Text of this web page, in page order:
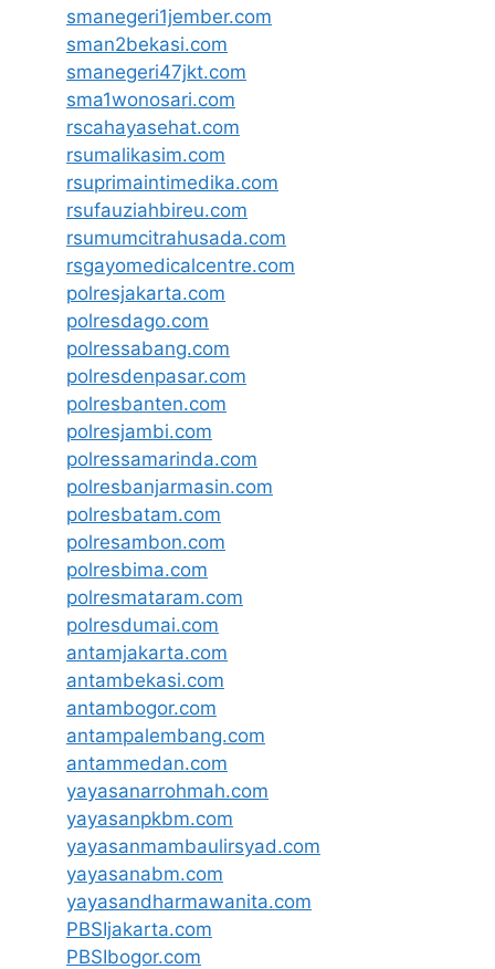
smanegeri1jember.com
sman2bekasi.com
smanegeri47jkt.com
sma1wonosari.com
rscahayasehat.com
rsumalikasim.com
rsuprimaintimedika.com
rsufauziahbireu.com
rsumumcitrahusada.com
rsgayomedicalcentre.com
polresjakarta.com
polresdago.com
polressabang.com
polresdenpasar.com
polresbanten.com
polresjambi.com
polressamarinda.com
polresbanjarmasin.com
polresbatam.com
polresambon.com
polresbima.com
polresmataram.com
polresdumai.com
antamjakarta.com
antambekasi.com
antambogor.com
antampalembang.com
antammedan.com
yayasanarrohmah.com
yayasanpkbm.com
yayasanmambaulirsyad.com
yayasanabm.com
yayasandharmawanita.com
PBSIjakarta.com
PBSIbogor.com